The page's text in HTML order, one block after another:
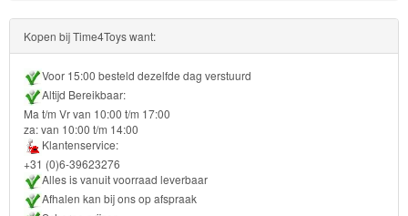
Kopen bij Time4Toys want:
Voor 15:00 besteld dezelfde dag verstuurd
Altijd Bereikbaar:
Ma t/m Vr van 10:00 t/m 17:00
za: van 10:00 t/m 14:00
Klantenservice:
+31 (0)6-39623276
Alles is vanuit voorraad leverbaar
Afhalen kan bij ons op afspraak